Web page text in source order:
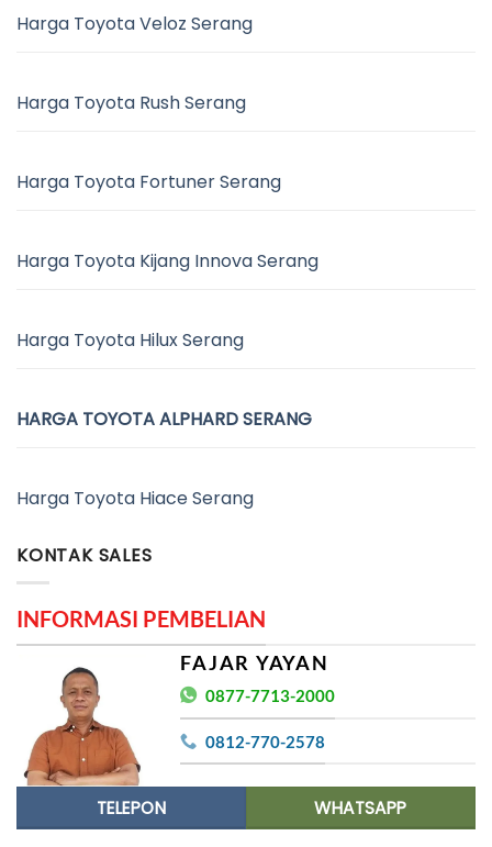
Harga Toyota Veloz Serang
Harga Toyota Rush Serang
Harga Toyota Fortuner Serang
Harga Toyota Kijang Innova Serang
Harga Toyota Hilux Serang
HARGA TOYOTA ALPHARD SERANG
Harga Toyota Hiace Serang
KONTAK SALES
INFORMASI PEMBELIAN
FAJAR YAYAN
0877-7713-2000
0812-770-2578
TELEPON WHATSAPP